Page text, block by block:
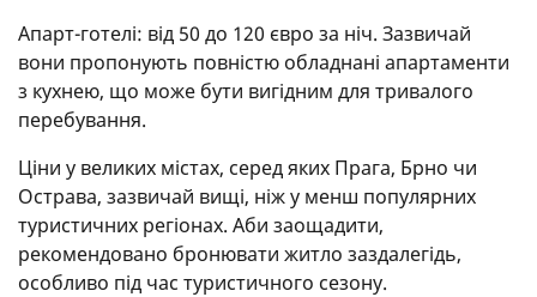
Апарт-готелі: від 50 до 120 євро за ніч. Зазвичай
вони пропонують повністю обладнані апартаменти
з кухнею, що може бути вигідним для тривалого
перебування.
Ціни у великих містах, серед яких Прага, Брно чи
Острава, зазвичай вищі, ніж у менш популярних
туристичних регіонах. Аби заощадити,
рекомендовано бронювати житло заздалегідь,
особливо під час туристичного сезону.